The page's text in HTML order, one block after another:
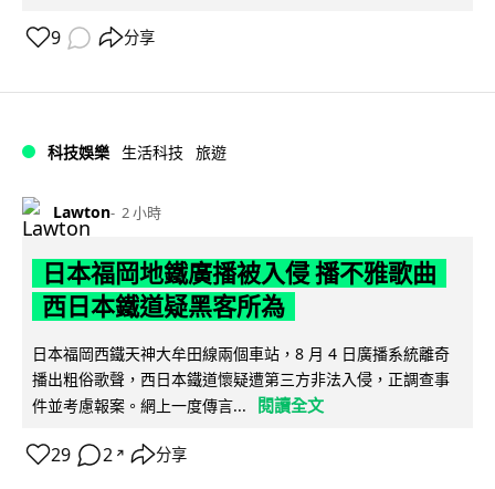
9 分享
科技娛樂 生活科技 旅遊
Lawton 2 小時
日本福岡地鐵廣播被入侵 播不雅歌曲
西日本鐵道疑黑客所為
日本福岡西鐵天神大牟田線兩個車站，8 月 4 日廣播系統離奇
播出粗俗歌聲，西日本鐵道懷疑遭第三方非法入侵，正調查事
件並考慮報案。網上一度傳言...
閱讀全文
29 2 ↗ 分享